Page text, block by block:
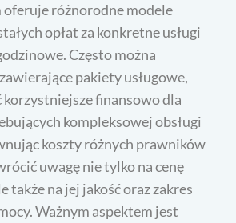
różnorodne modele
opłat za konkretne usługi
Często można
pakiety usługowe,
korzystniejsze finansowo dla
kompleksowej obsługi
koszty różnych prawników
uwagę nie tylko na cenę
także na jej jakość oraz zakres
Ważnym aspektem jest